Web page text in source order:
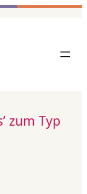
zum Typ